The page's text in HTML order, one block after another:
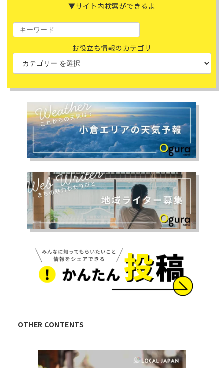
▼サイト内検索ができるよ
お役立ち情報のカテゴリ
OTHER CONTENTS